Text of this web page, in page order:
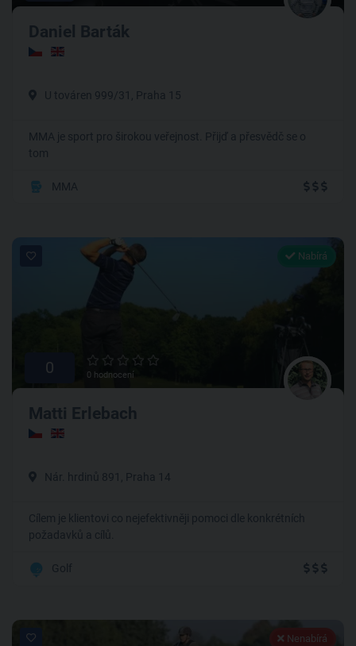
Daniel Barták
U továren 999/31, Praha 15
MMA je sport pro širokou veřejnost. Přijď a přesvědč se o
tom
MMA
Nabírá
0 0 hodnocení
Matti Erlebach
Nár. hrdinů 891, Praha 14
Cílem je klientovi co nejefektivněji pomoci dle konkrétních
požadavků a cílů.
Golf
Nenabírá